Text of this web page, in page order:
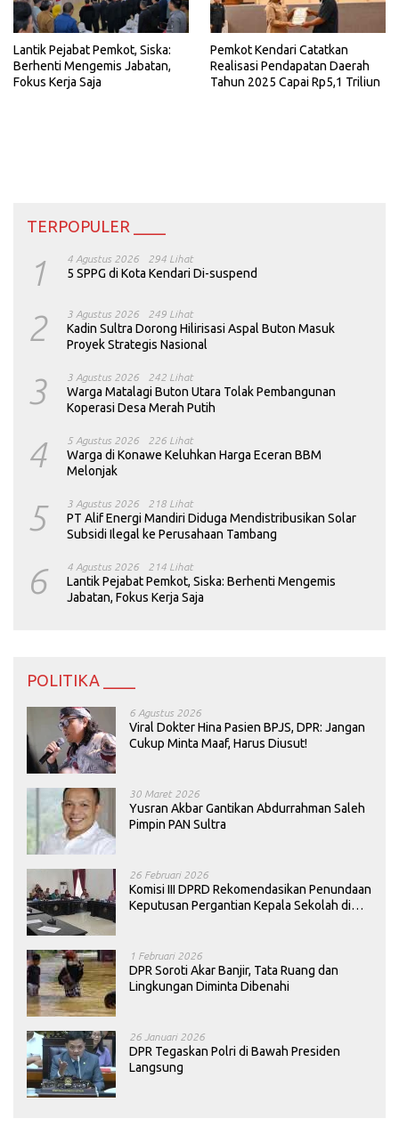
Lantik Pejabat Pemkot, Siska:
Berhenti Mengemis Jabatan,
Fokus Kerja Saja
Pemkot Kendari Catatkan
Realisasi Pendapatan Daerah
Tahun 2025 Capai Rp5,1 Triliun
TERPOPULER ____
1 4 Agustus 2026 294 Lihat
5 SPPG di Kota Kendari Di-suspend
2 3 Agustus 2026 249 Lihat
Kadin Sultra Dorong Hilirisasi Aspal Buton Masuk
Proyek Strategis Nasional
3 3 Agustus 2026 242 Lihat
Warga Matalagi Buton Utara Tolak Pembangunan
Koperasi Desa Merah Putih
4 5 Agustus 2026 226 Lihat
Warga di Konawe Keluhkan Harga Eceran BBM
Melonjak
5 3 Agustus 2026 218 Lihat
PT Alif Energi Mandiri Diduga Mendistribusikan Solar
Subsidi Ilegal ke Perusahaan Tambang
6 4 Agustus 2026 214 Lihat
Lantik Pejabat Pemkot, Siska: Berhenti Mengemis
Jabatan, Fokus Kerja Saja
POLITIKA ____
6 Agustus 2026
Viral Dokter Hina Pasien BPJS, DPR: Jangan
Cukup Minta Maaf, Harus Diusut!
30 Maret 2026
Yusran Akbar Gantikan Abdurrahman Saleh
Pimpin PAN Sultra
26 Februari 2026
Komisi III DPRD Rekomendasikan Penundaan
Keputusan Pergantian Kepala Sekolah di
1 Februari 2026
DPR Soroti Akar Banjir, Tata Ruang dan
Lingkungan Diminta Dibenahi
26 Januari 2026
DPR Tegaskan Polri di Bawah Presiden
Langsung